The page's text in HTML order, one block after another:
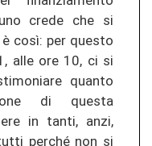
crede che si
così: per questo
alle ore 10, ci si
quanto
di questa
in tanti, anzi,
perché non si